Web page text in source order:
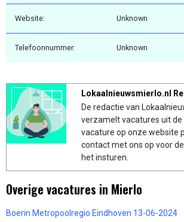
Website: Unknown
Telefoonnummer: Unknown
Lokaalnieuwsmierlo.nl
De redactie van
verzamelt vacatures uit de
vacature op onze website
contact met ons op voor
het insturen.
Overige vacatures in Mierlo
Boerin Metropoolregio Eindhoven 13-06-2024